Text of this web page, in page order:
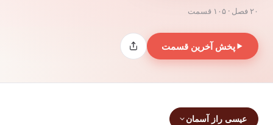
۲۰ فصل · ۱۰۵ قسمت
پخش آخرین قسمت
عیسی راز آسمان